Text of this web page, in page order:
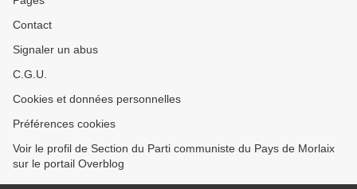
Contact
Signaler un abus
C.G.U.
Cookies et données personnelles
Préférences cookies
Voir le profil de Section du Parti communiste du Pays de Morlaix
sur le portail Overblog